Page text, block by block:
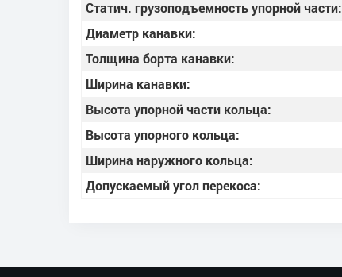
Статич. грузоподъемность упорной части:
Диаметр канавки:
Толщина борта канавки:
Ширина канавки:
Высота упорной части кольца:
Высота упорного кольца:
Ширина наружного кольца:
Допускаемый угол перекоса: